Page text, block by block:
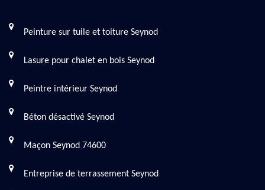
Peinture sur tuile et toiture Seynod
Lasure pour chalet en bois Seynod
Peintre intérieur Seynod
Béton désactivé Seynod
Maçon Seynod 74600
Entreprise de terrassement Seynod